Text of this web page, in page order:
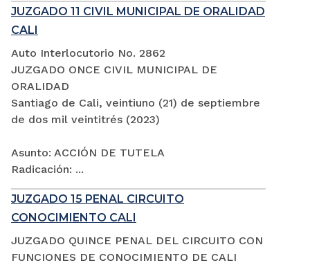
JUZGADO 11 CIVIL MUNICIPAL DE ORALIDAD
CALI
Auto Interlocutorio No. 2862
JUZGADO ONCE CIVIL MUNICIPAL DE
ORALIDAD
Santiago de Cali, veintiuno (21) de septiembre
de dos mil veintitrés (2023)
Asunto: ACCIÓN DE TUTELA
Radicación: ...
JUZGADO 15 PENAL CIRCUITO
CONOCIMIENTO CALI
JUZGADO QUINCE PENAL DEL CIRCUITO CON
FUNCIONES DE CONOCIMIENTO DE CALI